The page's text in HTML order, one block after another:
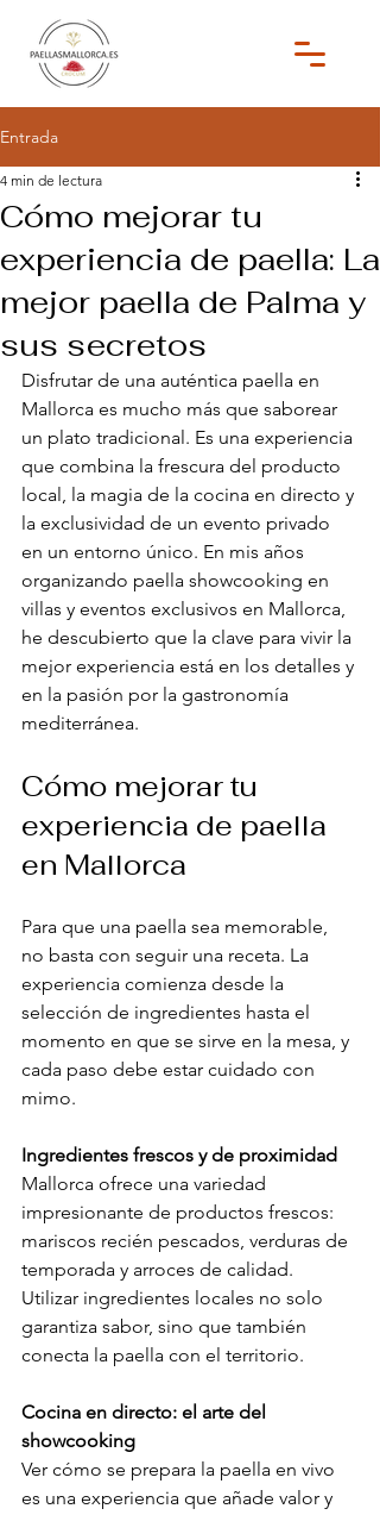
Entrada
Cómo mejorar tu
experiencia de paella: La
mejor paella de Palma y
sus secretos
4 min de lectura
Disfrutar de una auténtica paella en
Mallorca es mucho más que saborear
un plato tradicional. Es una experiencia
que combina la frescura del producto
local, la magia de la cocina en directo y
la exclusividad de un evento privado
en un entorno único. En mis años
organizando paella showcooking en
villas y eventos exclusivos en Mallorca,
he descubierto que la clave para vivir la
mejor experiencia está en los detalles y
en la pasión por la gastronomía
mediterránea.
Cómo mejorar tu
experiencia de paella
en Mallorca
Para que una paella sea memorable,
no basta con seguir una receta. La
experiencia comienza desde la
selección de ingredientes hasta el
momento en que se sirve en la mesa, y
cada paso debe estar cuidado con
mimo.
Ingredientes frescos y de proximidad
Mallorca ofrece una variedad
impresionante de productos frescos:
mariscos recién pescados, verduras de
temporada y arroces de calidad.
Utilizar ingredientes locales no solo
garantiza sabor, sino que también
conecta la paella con el territorio.
Cocina en directo: el arte del
showcooking
Ver cómo se prepara la paella en vivo
es una experiencia que añade valor y